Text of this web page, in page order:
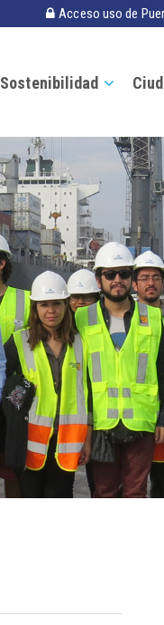
Acceso uso de
Sostenibilidad